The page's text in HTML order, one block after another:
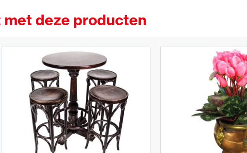
deze producten